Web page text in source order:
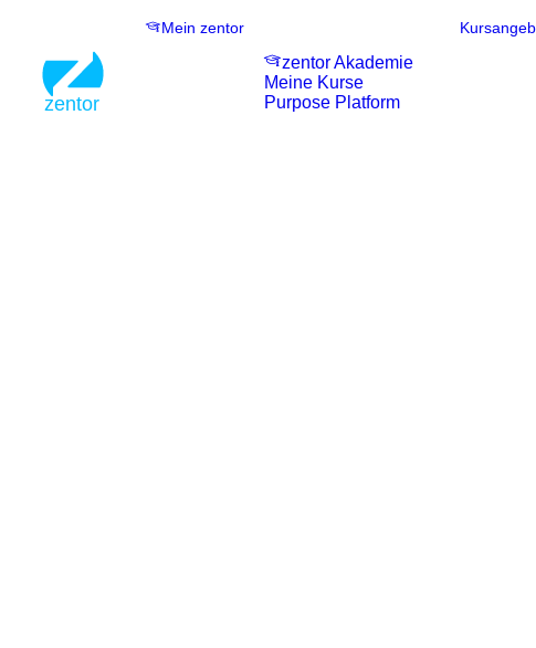
Mein zentor
zentor Akademie
Meine Kurse
Purpose Platform